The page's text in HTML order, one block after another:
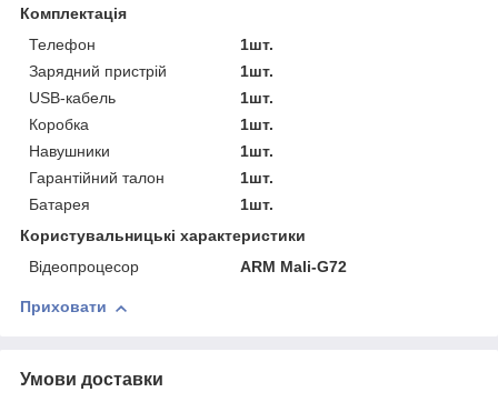
Комплектація
Телефон
1шт.
Зарядний пристрій
1шт.
USB-кабель
1шт.
Коробка
1шт.
Навушники
1шт.
Гарантійний талон
1шт.
Батарея
1шт.
Користувальницькі характеристики
Відеопроцесор
ARM Mali-G72
Приховати
Умови доставки